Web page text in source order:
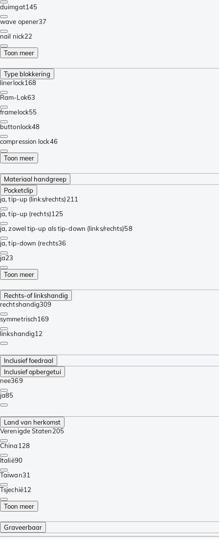
duimgat145
wave opener37
nail nick22
Toon meer
Type blokkering
linerlock168
Ram-Lok63
framelock55
buttonlock48
compression lock46
Toon meer
Materiaal handgreep
Pocketclip
ja, tip-up (links/rechts)211
ja, tip-up (rechts)125
ja, zowel tip-up als tip-down (links/rechts)58
ja, tip-down (rechts36
ja23
Toon meer
Rechts-of linkshandig
rechtshandig309
symmetrisch169
linkshandig12
Inclusief foedraal
Inclusief opbergetui
nee369
ja85
Land van herkomst
Verenigde Staten205
China128
Italië90
Taiwan31
Tsjechië12
Toon meer
Graveerbaar